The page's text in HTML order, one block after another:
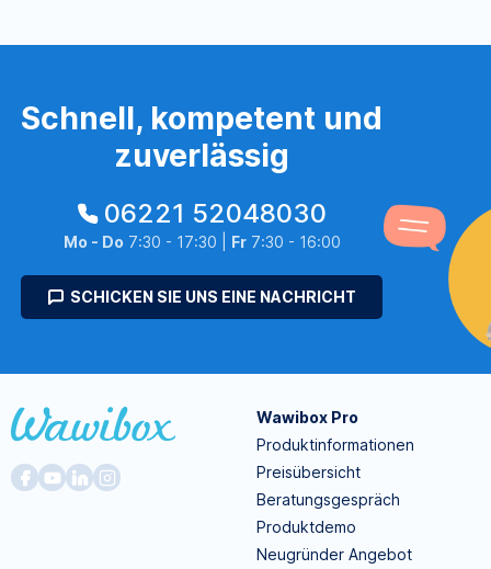
Schnell, kompetent und
zuverlässig
06221 52048030
Mo - Do 7:30 - 17:30 | Fr7:30 - 16:00
SCHICKEN SIE UNS EINE NACHRICHT
Wawibox Pro
Produktinformationen
Preisübersicht
Beratungsgespräch
Produktdemo
Neugründer Angebot